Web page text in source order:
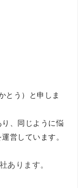
とう）と申しま
、同じように悩
営しています。
あります。